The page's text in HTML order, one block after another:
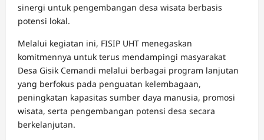
sinergi untuk pengembangan desa wisata berbasis
potensi lokal.
Melalui kegiatan ini, FISIP UHT menegaskan
komitmennya untuk terus mendampingi masyarakat
Desa Gisik Cemandi melalui berbagai program lanjutan
yang berfokus pada penguatan kelembagaan,
peningkatan kapasitas sumber daya manusia, promosi
wisata, serta pengembangan potensi desa secara
berkelanjutan.